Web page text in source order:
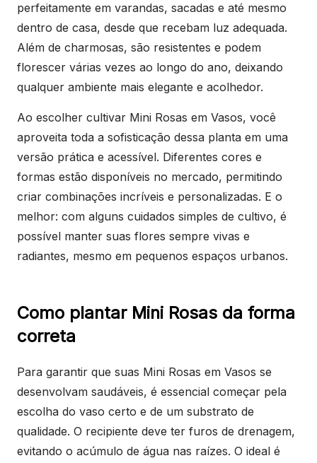
perfeitamente em varandas, sacadas e até mesmo
dentro de casa, desde que recebam luz adequada.
Além de charmosas, são resistentes e podem
florescer várias vezes ao longo do ano, deixando
qualquer ambiente mais elegante e acolhedor.
Ao escolher cultivar Mini Rosas em Vasos, você
aproveita toda a sofisticação dessa planta em uma
versão prática e acessível. Diferentes cores e
formas estão disponíveis no mercado, permitindo
criar combinações incríveis e personalizadas. E o
melhor: com alguns cuidados simples de cultivo, é
possível manter suas flores sempre vivas e
radiantes, mesmo em pequenos espaços urbanos.
Como plantar Mini Rosas da forma
correta
Para garantir que suas Mini Rosas em Vasos se
desenvolvam saudáveis, é essencial começar pela
escolha do vaso certo e de um substrato de
qualidade. O recipiente deve ter furos de drenagem,
evitando o acúmulo de água nas raízes. O ideal é